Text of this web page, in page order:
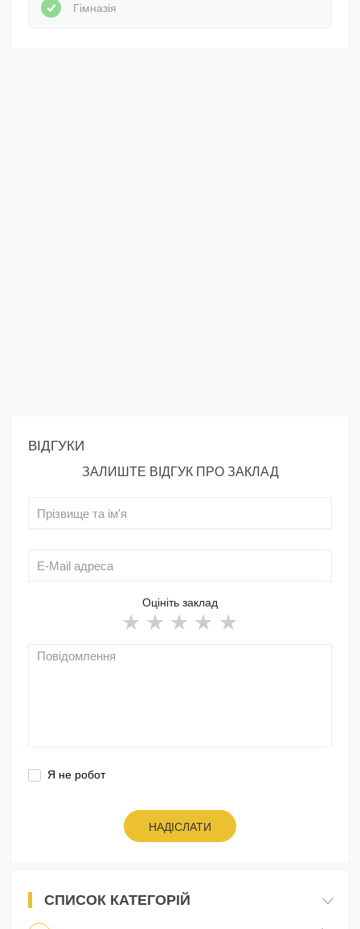
Гімназія
ВІДГУКИ
ЗАЛИШТЕ ВІДГУК ПРО ЗАКЛАД
Оцініть заклад
Я не робот
НАДІСЛАТИ
СПИСОК КАТЕГОРІЙ